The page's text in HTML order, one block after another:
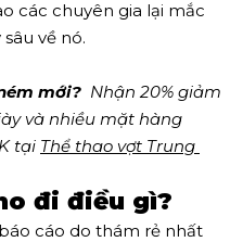
các chuyên gia lại mắc
về nó.
mới?
  Nhận 20% giảm
và nhiều mặt hàng
tại Thể thao vợt Trung
đi điều gì?
cáo do thám rẻ nhất